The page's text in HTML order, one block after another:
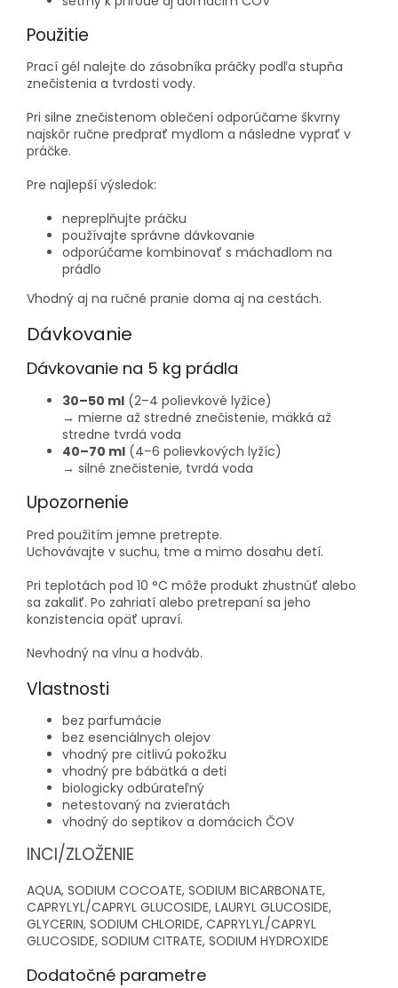
Použitie
Prací gél nalejte do zásobníka práčky podľa stupňa
znečistenia a tvrdosti vody.
Pri silne znečistenom oblečení odporúčame škvrny
najskôr ručne predprať mydlom a následne vyprať v
práčke.
Pre najlepší výsledok:
nepreplňujte práčku
používajte správne dávkovanie
odporúčame kombinovať s máchadlom na
prádlo
Vhodný aj na ručné pranie doma aj na cestách.
Dávkovanie
Dávkovanie na 5 kg prádla
30–50 ml (2–4 polievkové lyžice)
→ mierne až stredné znečistenie, mäkká až
stredne tvrdá voda
40–70 ml (4–6 polievkových lyžíc)
→ silné znečistenie, tvrdá voda
Upozornenie
Pred použitím jemne pretrepte.
Uchovávajte v suchu, tme a mimo dosahu detí.
Pri teplotách pod 10 °C môže produkt zhustnúť alebo
sa zakaliť. Po zahriatí alebo pretrepaní sa jeho
konzistencia opäť upraví.
Nevhodný na vlnu a hodváb.
Vlastnosti
bez parfumácie
bez esenciálnych olejov
vhodný pre citlivú pokožku
vhodný pre bábätká a deti
biologicky odbúrateľný
netestovaný na zvieratách
vhodný do septikov a domácich ČOV
INCI/ZLOŽENIE
AQUA, SODIUM COCOATE, SODIUM BICARBONATE,
CAPRYLYL/CAPRYL GLUCOSIDE, LAURYL GLUCOSIDE,
GLYCERIN, SODIUM CHLORIDE, CAPRYLYL/CAPRYL
GLUCOSIDE, SODIUM CITRATE, SODIUM HYDROXIDE
Dodatočné parametre